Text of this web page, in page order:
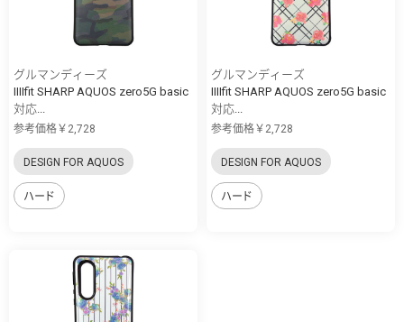
グルマンディーズ
IIIIfit SHARP AQUOS zero5G basic
対応...
参考価格￥2,728
DESIGN FOR AQUOS
ハード
グルマンディーズ
IIIIfit SHARP AQUOS zero5G basic
対応...
参考価格￥2,728
DESIGN FOR AQUOS
ハード